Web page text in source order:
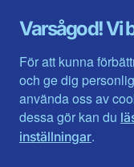
Varsågod! Vi
För att kunna
och ge dig
använda oss av
dessa gör kan du
inställningar.
Gävleborg
Halland
Jämtlands län
Jönköpings län
Kalmar län
Kronobergs län
Norrbotten
Skåne län